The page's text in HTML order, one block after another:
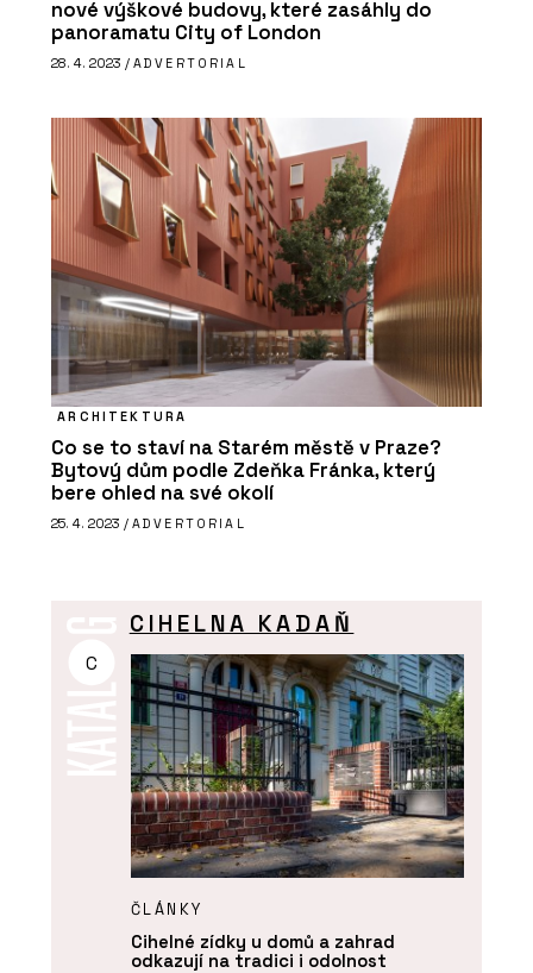
nové výškové budovy, které zasáhly do
panoramatu City of London
28. 4. 2023 / ADVERTORIAL
ARCHITEKTURA
Co se to staví na Starém městě v Praze?
Bytový dům podle Zdeňka Fránka, který
bere ohled na své okolí
25. 4. 2023 / ADVERTORIAL
C
CIHELNA KADAŇ
ČLÁNKY
Cihelné zídky u domů a zahrad
odkazují na tradici i odolnost